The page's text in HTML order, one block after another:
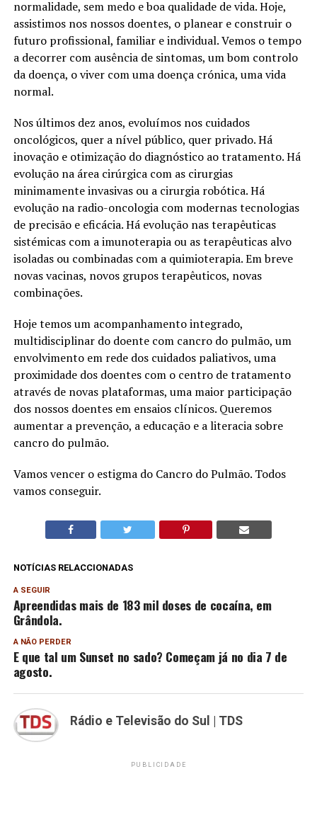
normalidade, sem medo e boa qualidade de vida. Hoje,
assistimos nos nossos doentes, o planear e construir o
futuro profissional, familiar e individual. Vemos o tempo
a decorrer com ausência de sintomas, um bom controlo
da doença, o viver com uma doença crónica, uma vida
normal.
Nos últimos dez anos, evoluímos nos cuidados
oncológicos, quer a nível público, quer privado. Há
inovação e otimização do diagnóstico ao tratamento. Há
evolução na área cirúrgica com as cirurgias
minimamente invasivas ou a cirurgia robótica. Há
evolução na radio-oncologia com modernas tecnologias
de precisão e eficácia. Há evolução nas terapêuticas
sistémicas com a imunoterapia ou as terapêuticas alvo
isoladas ou combinadas com a quimioterapia. Em breve
novas vacinas, novos grupos terapêuticos, novas
combinações.
Hoje temos um acompanhamento integrado,
multidisciplinar do doente com cancro do pulmão, um
envolvimento em rede dos cuidados paliativos, uma
proximidade dos doentes com o centro de tratamento
através de novas plataformas, uma maior participação
dos nossos doentes em ensaios clínicos. Queremos
aumentar a prevenção, a educação e a literacia sobre
cancro do pulmão.
Vamos vencer o estigma do Cancro do Pulmão. Todos
vamos conseguir.
NOTÍCIAS RELACCIONADAS
A SEGUIR
Apreendidas mais de 183 mil doses de cocaína, em
Grândola.
A NÃO PERDER
E que tal um Sunset no sado? Começam já no dia 7 de
agosto.
Rádio e Televisão do Sul | TDS
PUBLICIDADE